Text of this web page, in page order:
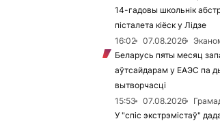
14-гадовы школьнік
пісталета кіёск у Лідзе
16:02
07.08.2026
Беларусь пяты месяц
аўтсайдарам у ЕАЭС па
вытворчасці
15:53
07.08.2026
У "спіс экстрэмістаў"